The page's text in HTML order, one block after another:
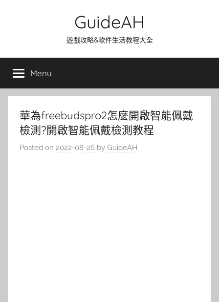
GuideAH
遊戲攻略&軟件生活教程大全
Menu
華為freebudspro2怎麼開啟智能佩戴
檢測?開啟智能佩戴檢測教程
Posted on 2022-08-26 by GuideAH